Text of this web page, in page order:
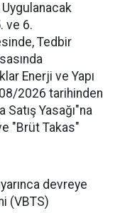
ve 6.
Tedbir
Enerji ve Yapı
08/2026 tarihinden
Yasağı"na
"Brüt Takas"
devreye
(VBTS)